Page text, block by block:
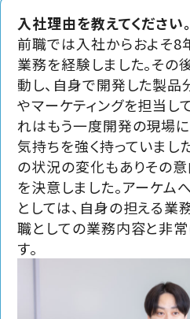
入社理由を教えてください。
前職では入社からおよそ8
業務を経験しました。その
動し、自身で開発した製
やマーケティングを担当し
れはもう一度開発の現場
気持ちを強く持っていまし
の状況の変化もありその
を決意しました。アーケム
としては、自身の担える業
職としての業務内容と非
す。